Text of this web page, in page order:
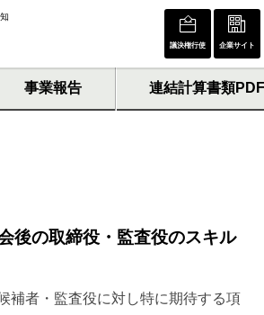
議決権行使 企業サイト
事業報告 連結計算書類PDF
後の取締役・監査役のスキル
補者・監査役に対し特に期待する項